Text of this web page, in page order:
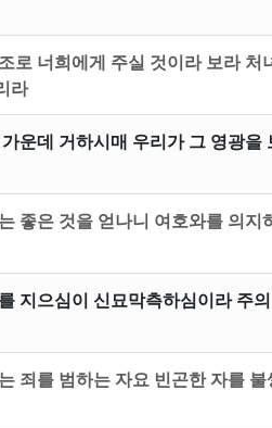
로 너희에게 주실 것이라 보라
라
운데 거하시매 우리가 그 영광
좋은 것을 얻나니 여호와를 의지
지으심이 신묘막측하심이라 주
죄를 범하는 자요 빈곤한 자를